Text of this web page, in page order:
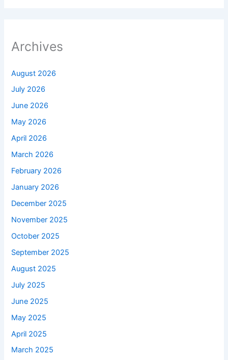
Archives
August 2026
July 2026
June 2026
May 2026
April 2026
March 2026
February 2026
January 2026
December 2025
November 2025
October 2025
September 2025
August 2025
July 2025
June 2025
May 2025
April 2025
March 2025